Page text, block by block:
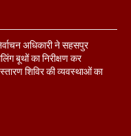
अधिकारी ने सहसपुर
बूथों का निरीक्षण कर
शिविर की व्यवस्थाओं का